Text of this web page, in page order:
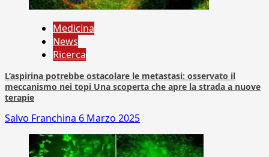
Medicina
News
Ricerca
L’aspirina potrebbe ostacolare le metastasi: osservato il
meccanismo nei topi Una scoperta che apre la strada a nuove
terapie
Salvo Franchina 6 Marzo 2025